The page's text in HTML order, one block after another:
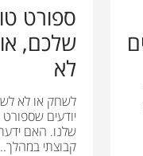
ספורט
שלכם,
לא
לשחק או לא
יודעים
שלנו. האם
קבוצתי